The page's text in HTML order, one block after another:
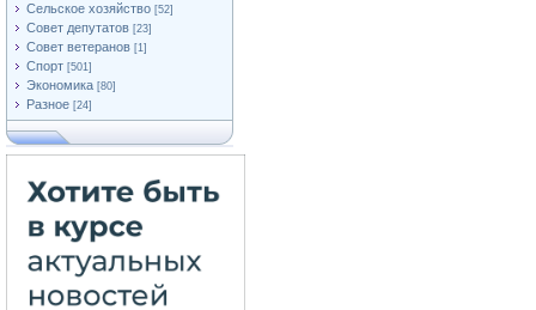
Сельское хозяйство [52]
Совет депутатов [23]
Совет ветеранов [1]
Спорт [501]
Экономика [80]
Разное [24]